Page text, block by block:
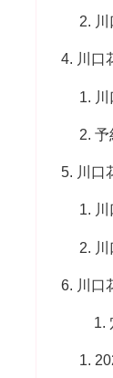
川口
予
川口
川口